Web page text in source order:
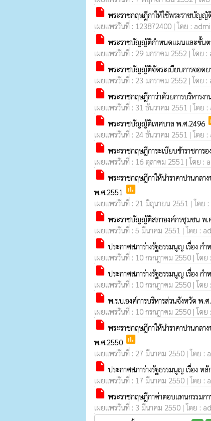
insert_drive_file พระราชกฤษฎีกาให้ใช้พระราชบัญญั
เผยแพร่วันที่ : 123872400 | โดย :
insert_drive_file พระราชบัญญัติกำหนดแผนและขั้นต
เผยแพร่วันที่ : 29 มกราคม 2552 | โดย :
insert_drive_file พระราชบัญญัติจัดระเบียบการจอด
เผยแพร่วันที่ : 23 มกราคม 2552 | โดย
insert_drive_file พระราชกฤษฎีกาว่าด้วยการบริหาร
เผยแพร่วันที่ : 31 ธันวาคม 2551 | โดย
insert_drive_file พระราชบัญญัติเทศบาล พ.ศ.2496
เผยแพร่วันที่ : 24 ธันวาคม 2551 | โดย
insert_drive_file พระราชกฤษฎีการะเบียบข้าราชการ
เผยแพร่วันที่ : 16 ตุลาคม 2551 | โดย :
insert_drive_file พระราชกฤษฎีกาให้นำราคาปานกล
พ.ศ.2551 poll
เผยแพร่วันที่ : 21 มิถุนายน 2551 | โดย
insert_drive_file พระราชบัญญัติสภาองค์กรชุมชน พ.
เผยแพร่วันที่ : 5 มีนาคม 2551 | โดย :
insert_drive_file ประกาศสภาร่างรัฐธรรมนูญ เรื่อง ก
เผยแพร่วันที่ : 10 กรกฎาคม 2550 | โดย
insert_drive_file ประกาศสภาร่างรัฐธรรมนูญ เรื่อง ก
เผยแพร่วันที่ : 10 กรกฎาคม 2550 | โดย
insert_drive_file พ.ร.บ.องค์การบริหารส่วนจังหวัด พ.
เผยแพร่วันที่ : 10 กรกฎาคม 2550 | โด
insert_drive_file พระราชกฤษฎีกาให้นำราคาปานกล
พ.ศ.2550 poll
เผยแพร่วันที่ : 27 มีนาคม 2550 | โดย :
insert_drive_file ประกาศสภาร่างรัฐธรรมนูญ เรื่อง ห
เผยแพร่วันที่ : 17 มีนาคม 2550 | โดย :
insert_drive_file พระราชกฤษฎีกาค่าตอบแทนกรรม
เผยแพร่วันที่ : 3 มีนาคม 2550 | โดย :